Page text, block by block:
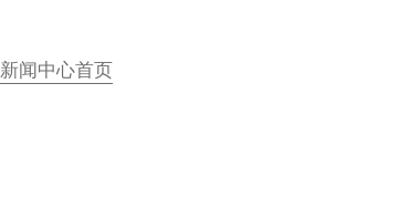
新闻中心首页